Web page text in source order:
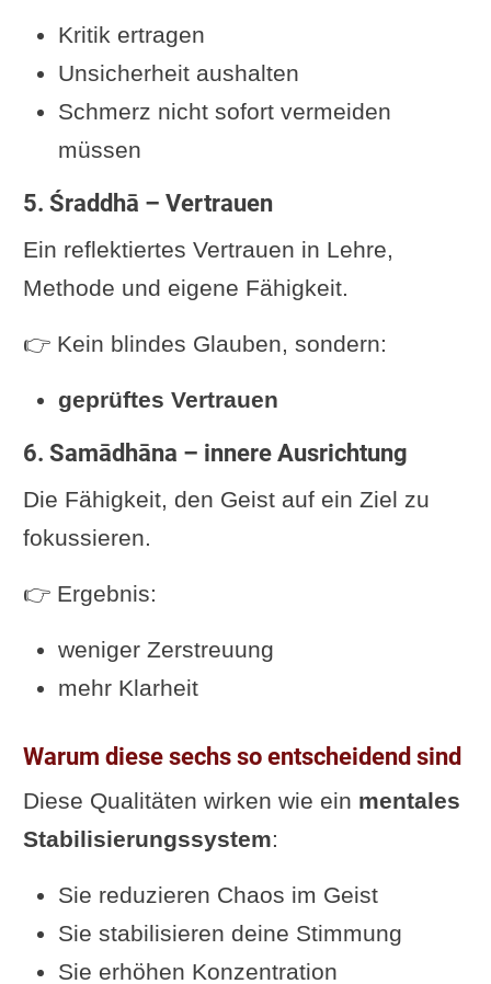
Kritik ertragen
Unsicherheit aushalten
Schmerz nicht sofort vermeiden
müssen
5. Śraddhā – Vertrauen
Ein reflektiertes Vertrauen in Lehre,
Methode und eigene Fähigkeit.
👉 Kein blindes Glauben, sondern:
geprüftes Vertrauen
6. Samādhāna – innere Ausrichtung
Die Fähigkeit, den Geist auf ein Ziel zu
fokussieren.
👉 Ergebnis:
weniger Zerstreuung
mehr Klarheit
Warum diese sechs so entscheidend sind
Diese Qualitäten wirken wie ein mentales
Stabilisierungssystem:
Sie reduzieren Chaos im Geist
Sie stabilisieren deine Stimmung
Sie erhöhen Konzentration